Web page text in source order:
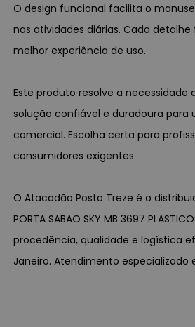
O design funcional facilita o
nas atividades diárias. Cada
melhor experiência de uso.
Este produto resolve a necessidade
solução confiável e duradoura para
comercial. Escolha certa para
consumidores exigentes.
O Atacadão Posto Treze é o
PORTA SABAO SKY MB 3697
procedência, qualidade e logística
Janeiro. Atendimento especializado